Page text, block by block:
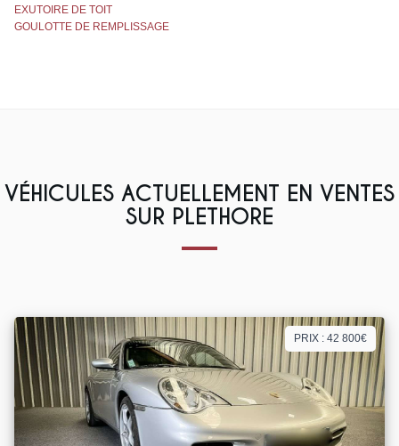
EXUTOIRE DE TOIT
GOULOTTE DE REMPLISSAGE
VÉHICULES ACTUELLEMENT EN VENTES
SUR PLETHORE
PRIX : 42 800€